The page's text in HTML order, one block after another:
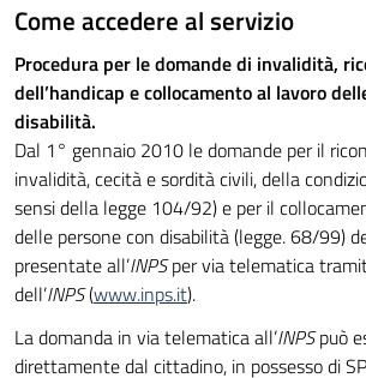
Come accedere al servizio
Procedura per le domande di invalidità,
dell’handicap e collocamento al lavoro
disabilità.
Dal 1° gennaio 2010 le domande per il
invalidità, cecità e sordità civili, della
sensi della legge 104/92) e per il
delle persone con disabilità (legge. 68/99)
presentate all’INPSper via telematica
dell’INPS(www.inps.it).
La domanda in via telematica all’INPSpuò
direttamente dal cittadino, in possesso di